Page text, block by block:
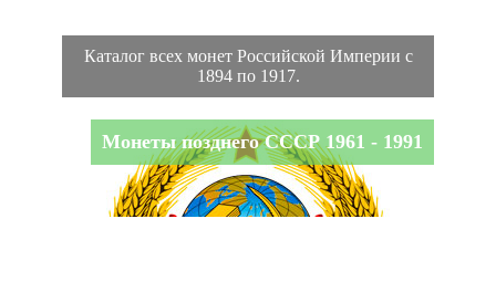
Каталог всех монет Российской Империи с
1894 по 1917.
Монеты позднего СССР 1961 - 1991